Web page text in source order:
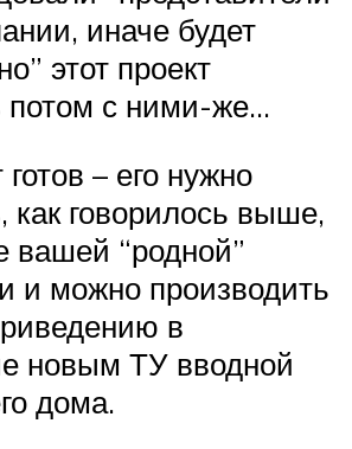
иначе будет
этот проект
потом с ними-же…
– его нужно
как говорилось выше,
вашей “родной”
и можно производить
в
новым ТУ вводной
дома.